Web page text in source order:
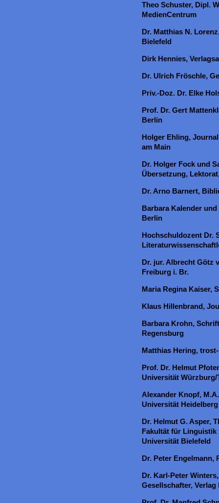
Theo Schuster, Dipl.
MedienCentrum
Dr. Matthias N.
Bielefeld
Dirk Hennies,
Dr. Ulrich Fröschle,
Priv.-Doz. Dr. Elke
Prof. Dr. Gert
Berlin
Holger Ehling,
am Main
Dr. Holger Fock und
Übersetzung,
Dr. Arno Barnert,
Barbara Kalender
Berlin
Hochschuldozent Dr.
Dr. jur. Albrecht Götz
Freiburg i. Br.
Maria Regina Kaiser,
Klaus Hillenbrand,
Barbara Krohn,
Regensburg
Matthias Hering,
Prof. Dr. Helmut
Universität
Alexander Knopf,
Universität Heidelberg
Dr. Helmut G. Asper,
Fakultät für
Universität Bielefeld
Dr. Peter Engelmann,
Dr. Karl-Peter
Gesellschafter,